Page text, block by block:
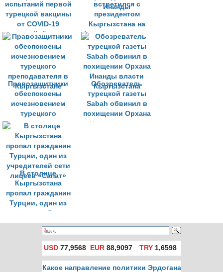
испытаний первой
турецкой вакцины
от COVID-19
пройдёт в
Кыргызстане
встретился с
президентом
Кыргызстана на
фоне исчезновения
преподавателя
Инанды
Правозащитники
обеспокоены
исчезновением
турецкого
преподавателя в
Кыргызстане
Обозреватель
турецкой газеты
Sabah обвинил в
похищении Орхана
Инанды власти
В столице
Кыргызстана
пропал гражданин
Турции, один из
учредителей сети
лицеев «Сапат»
USD 77,9568 EUR 88,9097 TRY1,6598
Какое направление политики Эрдогана